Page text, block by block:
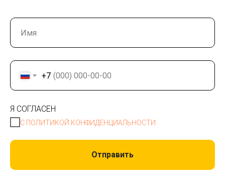
+7
Я СОГЛАСЕН
С ПОЛИТИКОЙ КОНФИДЕНЦИАЛЬНОСТИ
Отправить